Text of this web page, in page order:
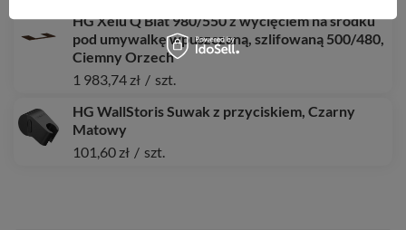
HG Xelu Q Blat 980/550 z wycięciem na środku
pod umywalkę wpuszczaną, szlifowaną 500/480,
Ciemny Orzech
1 983,74 zł / szt.
HG WallStoris Suwak z przyciskiem, Czarny
Matowy
101,60 zł / szt.